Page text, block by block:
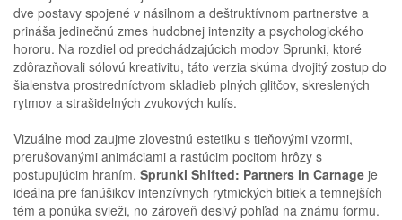
dve postavy spojené v násilnom a deštruktívnom partnerstve a
prináša jedinečnú zmes hudobnej intenzity a psychologického
hororu. Na rozdiel od predchádzajúcich modov Sprunki, ktoré
zdôrazňovali sólovú kreativitu, táto verzia skúma dvojitý zostup do
šialenstva prostredníctvom skladieb plných glitčov, skreslených
rytmov a strašidelných zvukových kulís.
Vizuálne mod zaujme zlovestnú estetiku s tieňovými vzormi,
prerušovanými animáciami a rastúcim pocitom hrôzy s
postupujúcim hraním. Sprunki Shifted: Partners in Carnage je
ideálna pre fanúšikov intenzívnych rytmických bitiek a temnejších
tém a ponúka svieži, no zároveň desivý pohľad na známu formu.